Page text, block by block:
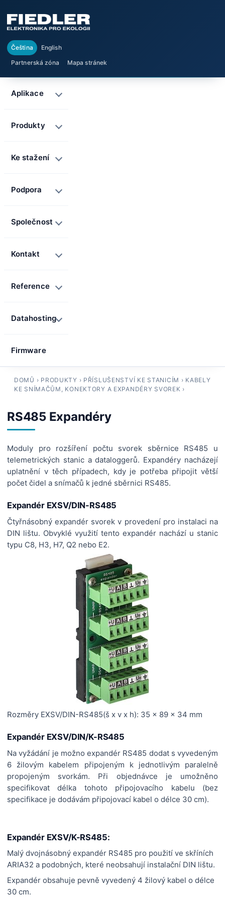
Čeština
English
Partnerská zóna
Mapa stránek
DOMŮ › PRODUKTY › PŘÍSLUŠENSTVÍ KE STANICÍM › KABELY
KE SNÍMAČŮM, KONEKTORY A EXPANDÉRY SVOREK ›
RS485 Expandéry
Moduly pro rozšíření počtu svorek sběrnice RS485 u
telemetrických stanic a dataloggerů. Expandéry nacházejí
uplatnění v těch případech, kdy je potřeba připojit větší
počet čidel a snímačů k jedné sběrnici RS485.
Expandér EXSV/DIN-RS485
Čtyřnásobný expandér svorek v provedení pro instalaci na
DIN lištu. Obvyklé využití tento expandér nachází u stanic
typu C8, H3, H7, Q2 nebo E2.
Rozměry EXSV/DIN-RS485(š x v x h): 35 x 89 x 34 mm
Expandér EXSV/DIN/K-RS485
Na vyžádání je možno expandér RS485 dodat s vyvedeným
6 žilovým kabelem připojeným k jednotlivým paralelně
propojeným svorkám. Při objednávce je umožněno
specifikovat délka tohoto připojovacího kabelu (bez
specifikace je dodávám připojovací kabel o délce 30 cm).
Expandér EXSV/K-RS485:
Malý dvojnásobný expandér RS485 pro použití ve skříních
ARIA32 a podobných, které neobsahují instalační DIN lištu.
Expandér obsahuje pevně vyvedený 4 žilový kabel o délce
30 cm.
Aplikace
Produkty
Ke stažení
Podpora
Společnost
Kontakt
Reference
Datahosting
Firmware